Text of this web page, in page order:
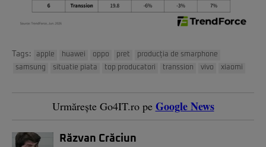
Tags: apple huawei oppo pret
producția de smarphone
samsung
situatie piata top producatori transsion vivo xiaomi
Urmărește Go4IT.ro pe Google News
Răzvan Crăciun